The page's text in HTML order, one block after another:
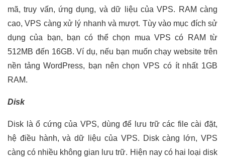
mã, truy vấn, ứng dụng, và dữ liệu của VPS. RAM càng
cao, VPS càng xử lý nhanh và mượt. Tùy vào mục đích sử
dụng của bạn, bạn có thể chọn mua VPS có RAM từ
512MB đến 16GB. Ví dụ, nếu bạn muốn chạy website trên
nền tảng WordPress, bạn nên chọn VPS có ít nhất 1GB
RAM.
Disk
Disk là ổ cứng của VPS, dùng để lưu trữ các file cài đặt,
hệ điều hành, và dữ liệu của VPS. Disk càng lớn, VPS
càng có nhiều không gian lưu trữ. Hiện nay có hai loại disk